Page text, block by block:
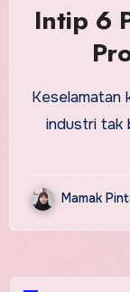
Intip 6
Keselamatan
industri tak
Mamak